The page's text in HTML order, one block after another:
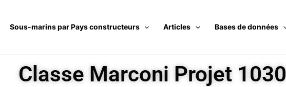
Sous-marins par Pays constructeurs Articles Bases de données
Classe Marconi Projet 1030